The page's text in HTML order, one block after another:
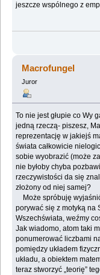
jeszcze wspólnego z
Macrofungel
Juror
To nie jest głupie co Wy
jedną rzeczą- piszesz,
reprezentację w jakiejś
świata całkowicie
sobie wyobrazić (może
nie byłoby chyba
rzeczywistości da się
złożony od niej samej?
Może spróbuję
porywać się z motyką na
Wszechświata, weźmy
Jak wiadomo, atom taki
ponumerować liczbami
pomiędzy układem
układu, a obiektem
teraz stworzyć „teorię”